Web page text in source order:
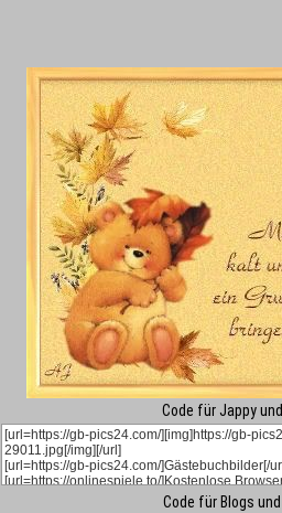
Code für Jappy und
Code für Blogs und